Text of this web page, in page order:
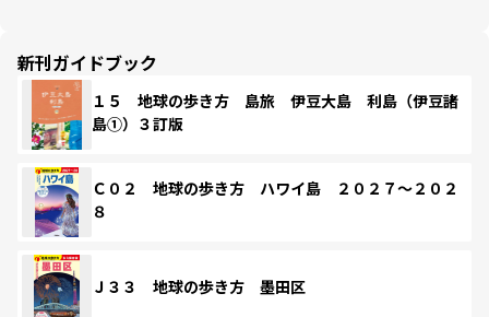
新刊ガイドブック
１５ 地球の歩き方 島旅 伊豆大島 利島（伊豆諸
島①）３訂版
Ｃ０２ 地球の歩き方 ハワイ島 ２０２７～２０２
８
Ｊ３３ 地球の歩き方 墨田区